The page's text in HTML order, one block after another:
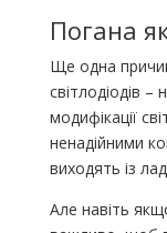
Погана
Ще одна
світлодіодів –
модифікації
ненадійними
виходять із
Але навіть